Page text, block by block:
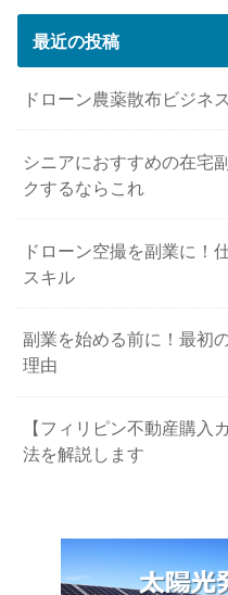
最近の投稿
ドローン農薬散布ビジネ
シニアにおすすめの在宅
クするならこれ
ドローン空撮を副業に！
スキル
副業を始める前に！最初
理由
【フィリピン不動産購入
法を解説します